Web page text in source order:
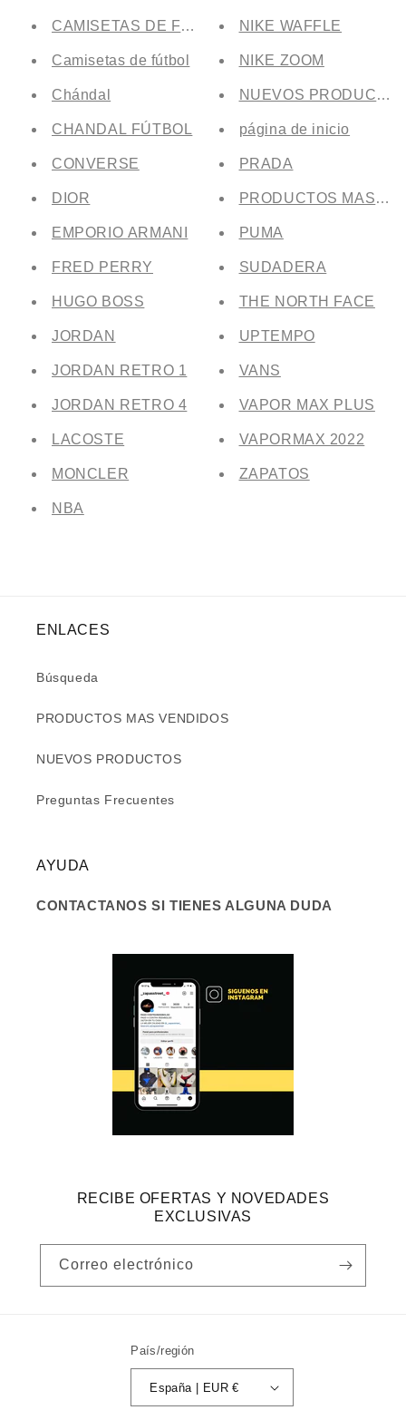
CAMISETAS DE FÚTBOL
Camisetas de fútbol
Chándal
CHANDAL FÚTBOL
CONVERSE
DIOR
EMPORIO ARMANI
FRED PERRY
HUGO BOSS
JORDAN
JORDAN RETRO 1
JORDAN RETRO 4
LACOSTE
MONCLER
NBA
NIKE WAFFLE
NIKE ZOOM
NUEVOS
página de inicio
PRADA
PRODUCTOS MAS
PUMA
SUDADERA
THE NORTH FACE
UPTEMPO
VANS
VAPOR MAX PLUS
VAPORMAX 2022
ZAPATOS
ENLACES
Búsqueda
PRODUCTOS MAS VENDIDOS
NUEVOS PRODUCTOS
Preguntas Frecuentes
AYUDA
CONTACTANOS SI TIENES ALGUNA DUDA
RECIBE OFERTAS Y NOVEDADES
EXCLUSIVAS
Correo electrónico
País/región
España | EUR €